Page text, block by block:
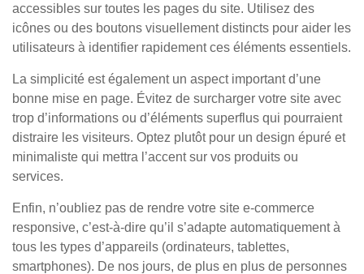
accessibles sur toutes les pages du site. Utilisez des
icônes ou des boutons visuellement distincts pour aider les
utilisateurs à identifier rapidement ces éléments essentiels.
La simplicité est également un aspect important d’une
bonne mise en page. Évitez de surcharger votre site avec
trop d’informations ou d’éléments superflus qui pourraient
distraire les visiteurs. Optez plutôt pour un design épuré et
minimaliste qui mettra l’accent sur vos produits ou
services.
Enfin, n’oubliez pas de rendre votre site e-commerce
responsive, c’est-à-dire qu’il s’adapte automatiquement à
tous les types d’appareils (ordinateurs, tablettes,
smartphones). De nos jours, de plus en plus de personnes